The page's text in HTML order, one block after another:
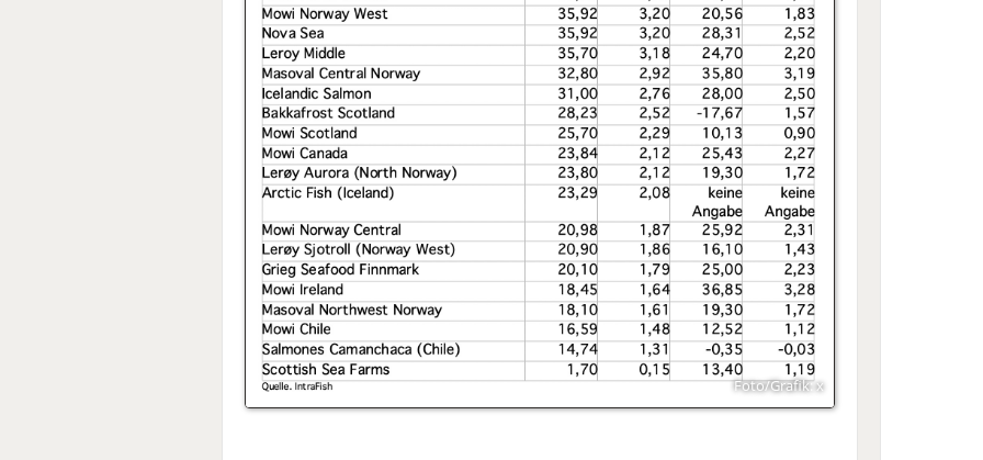
Foto/Grafik: x